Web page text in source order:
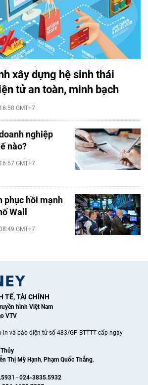
xây dựng hệ sinh thái
tử an toàn, minh bạch
GMT+7
nghiệp
nào?
GMT+7
phục hồi mạnh
Wall
GMT+7
TẾ, TÀI CHÍNH
hình Việt Nam
VTV
và báo điện tử số 483/GP-BTTTT cấp ngày
Thị Mỹ Hạnh, Phạm Quốc Thắng,
- 024-3835.5932